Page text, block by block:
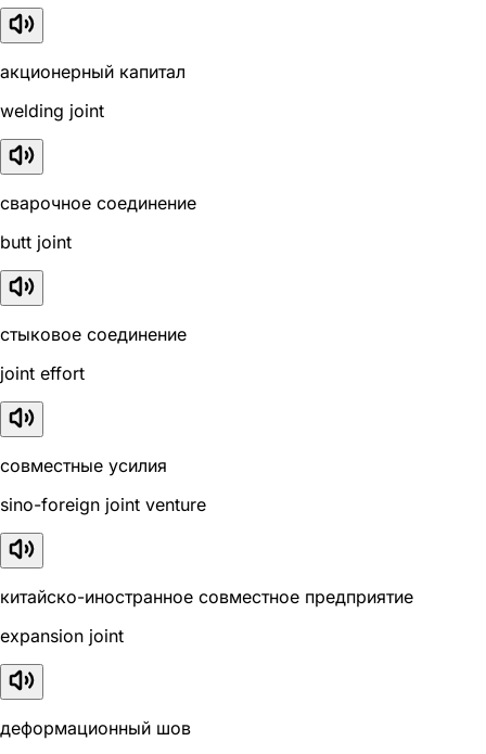
акционерный капитал
welding joint
сварочное соединение
butt joint
стыковое соединение
joint effort
совместные усилия
sino-foreign joint venture
китайско-иностранное совместное предприятие
expansion joint
деформационный шов